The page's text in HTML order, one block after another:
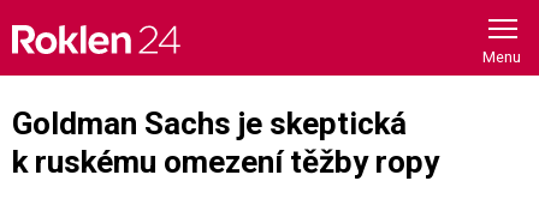
content
Goldman Sachs je skeptická
k ruskému omezení těžby ropy